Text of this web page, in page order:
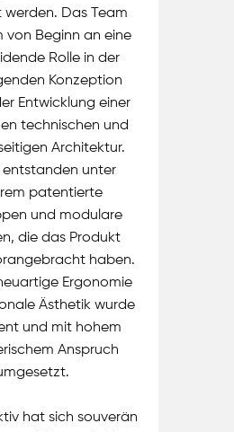
Das Team
von Beginn an eine
Rolle in der
Konzeption
Entwicklung einer
technischen und
Architektur.
entstanden unter
patentierte
und modulare
die das Produkt
haben.
Ergonomie
Ästhetik wurde
und mit hohem
Anspruch
hat sich souverän